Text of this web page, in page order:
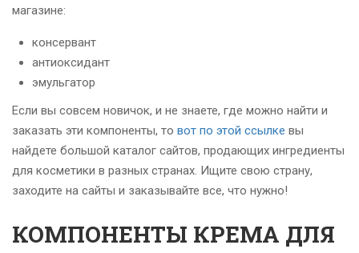
магазине:
консервант
антиоксидант
эмульгатор
Если вы совсем новичок, и не знаете, где можно найти и
заказать эти компоненты, то вот по этой ссылке вы
найдете большой каталог сайтов, продающих ингредиенты
для косметики в разных странах. Ищите свою страну,
заходите на сайты и заказывайте все, что нужно!
КОМПОНЕНТЫ КРЕМА ДЛЯ